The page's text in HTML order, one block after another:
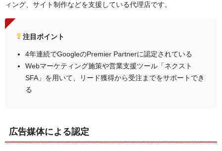
ィング、サイト制作などを支援している代理店です。
注目ポイント
4年連続でGoogleのPremier Partnerに認定されている
Webマーケティング施策や営業支援ツール「ネクスト
SFA」を用いて、リード獲得から受注までをサポートでき
る
広告媒体による認定